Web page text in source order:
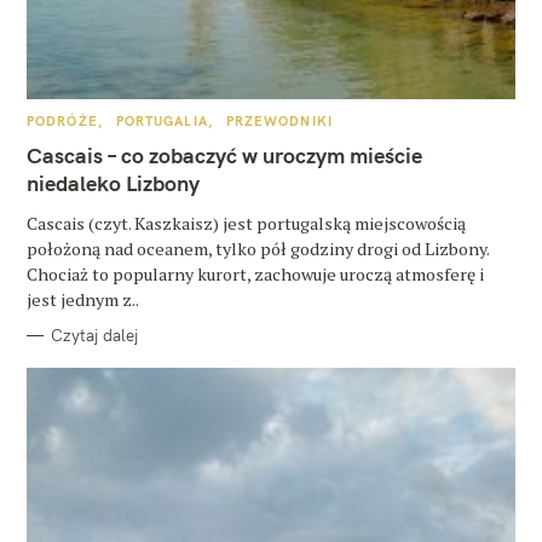
K
T
E
G
O
I
E
PODRÓŻE PORTUGALIA PRZEWODNIKI
Cascais – co zobaczyć w uroczym mieście
niedaleko Lizbony
Cascais (czyt. Kaszkaisz) jest portugalską miejscowością
położoną nad oceanem, tylko pół godziny drogi od Lizbony.
Chociaż to popularny kurort, zachowuje uroczą atmosferę i
jest jednym z..
Czytaj dalej
a
j
: